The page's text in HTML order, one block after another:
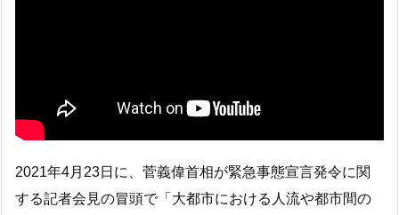
2021年4月23日に、菅義偉首相が緊急事態宣言発令に関
する記者会見の冒頭で「大都市における人流や都市間の